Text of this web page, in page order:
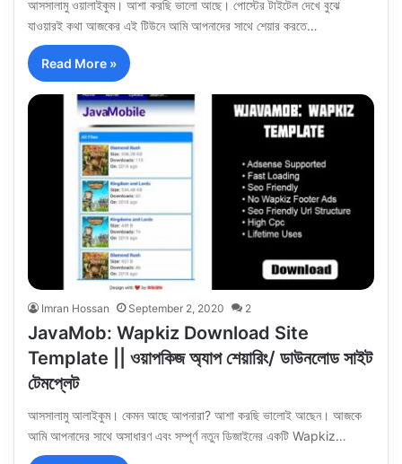
আসসালামু ওয়ালাইকুম। আশা করছি ভালো আছে। পোস্টের টাইটেল দেখে বুঝে
যাওয়ারই কথা আজকের এই টিউনে আমি আপনাদের সাথে শেয়ার করতে…
Read More »
Imran Hossan September 2, 2020 2
JavaMob: Wapkiz Download Site
Template || ওয়াপকিজ অ্যাপ শেয়ারিং/ ডাউনলোড সাইট
টেমপ্লেট
আসসালামু আলাইকুম। কেমন আছে আপনারা? আশা করছি ভালোই আছেন। আজকে
আমি আপনাদের সাথে অসাধারণ এবং সম্পূর্ণ নতুন ডিজাইনের একটি Wapkiz…